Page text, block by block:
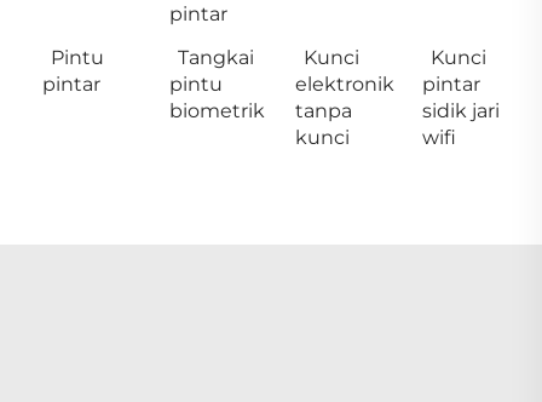
pintar
Pintu
pintar
Tangkai
pintu
biometrik
Kunci
elektronik
tanpa
kunci
Kunci
pintar
sidik jari
wifi